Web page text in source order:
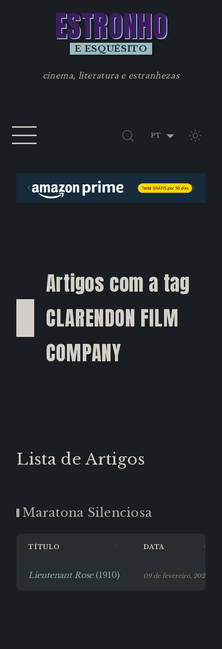
ESTRONHO
E ESQUÉSITO
cinema, literatura e estranhezas
TEMA
Artigos com a tag
CLARENDON FILM
COMPANY
Lista de Artigos
Maratona Silenciosa
TÍTULO DATA
Lieutenant Rose(1910) 09 de fevereiro, 2026